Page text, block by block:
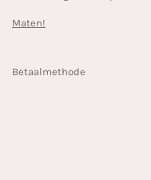
Maten!
Betaalmethode